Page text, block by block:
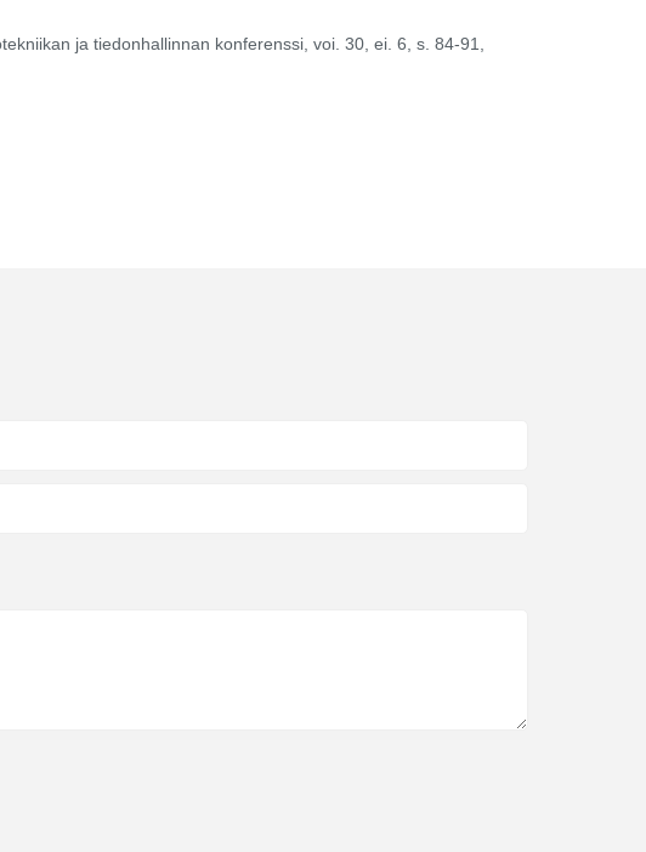
ja tiedonhallinnan konferenssi, voi. 30, ei. 6, s. 84-91,